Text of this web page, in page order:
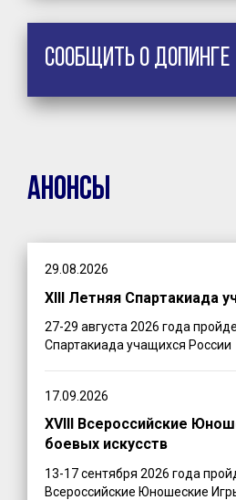
Сообщить о допинге
Анонсы
29.08.2026
XIII Летняя Спартакиада
27-29 августа 2026 года
Спартакиада учащихся России
17.09.2026
XVIII Всероссийские
боевых искусств
13-17 сентября 2026 года
Всероссийские Юношеские